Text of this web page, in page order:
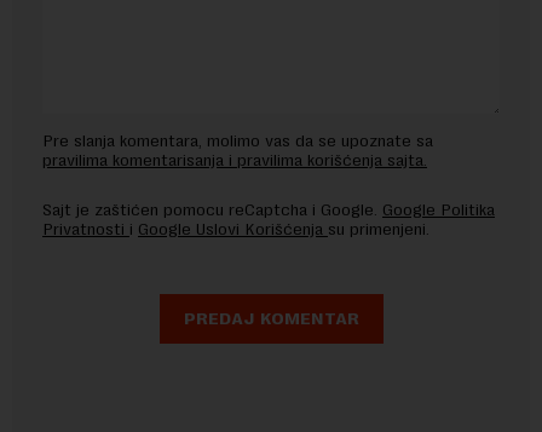
Pre slanja komentara, molimo vas da se upoznate sa
pravilima komentarisanja i pravilima korišćenja sajta.
Sajt je zaštićen pomocu reCaptcha i Google. Google Politika
Privatnosti i Google Uslovi Korišćenja su primenjeni.